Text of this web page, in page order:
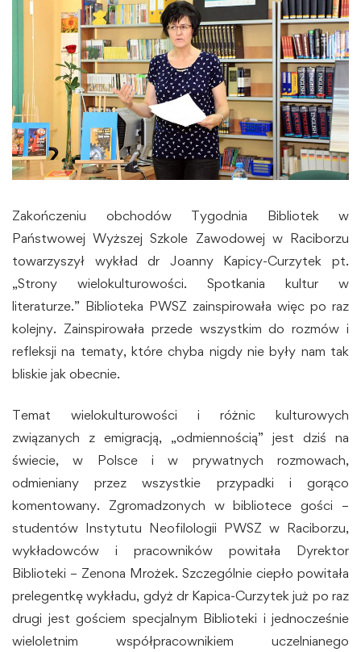
Zakończeniu obchodów Tygodnia Bibliotek w
Państwowej Wyższej Szkole Zawodowej w Raciborzu
towarzyszył wykład dr Joanny Kapicy-Curzytek pt.
„Strony wielokulturowości. Spotkania kultur w
literaturze.” Biblioteka PWSZ zainspirowała więc po raz
kolejny. Zainspirowała przede wszystkim do rozmów i
refleksji na tematy, które chyba nigdy nie były nam tak
bliskie jak obecnie.
Temat wielokulturowości i różnic kulturowych
związanych z emigracją, „odmiennością” jest dziś na
świecie, w Polsce i w prywatnych rozmowach,
odmieniany przez wszystkie przypadki i gorąco
komentowany. Zgromadzonych w bibliotece gości –
studentów Instytutu Neofilologii PWSZ w Raciborzu,
wykładowców i pracowników powitała Dyrektor
Biblioteki – Zenona Mrożek. Szczególnie ciepło powitała
prelegentkę wykładu, gdyż dr Kapica-Curzytek już po raz
drugi jest gościem specjalnym Biblioteki i jednocześnie
wieloletnim współpracownikiem uczelnianego